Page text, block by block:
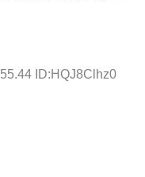
ID:HQJ8Clhz0